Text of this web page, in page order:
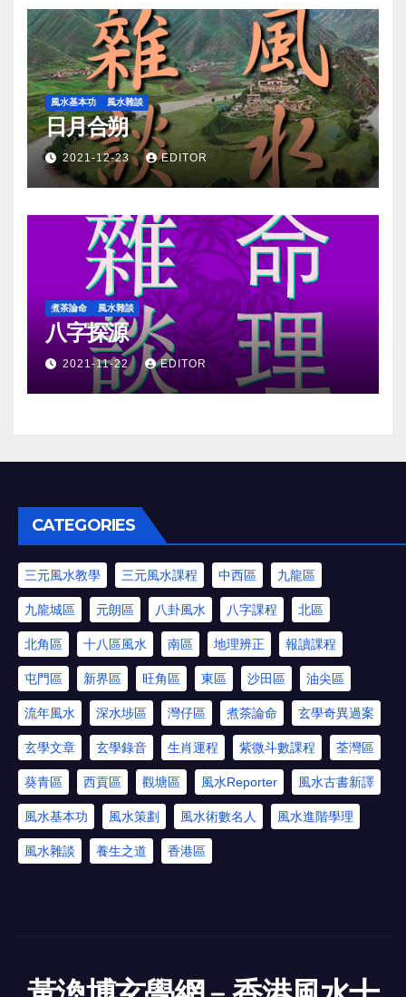
風水基本功 風水雜談
日月合朔
2021-12-23 EDITOR
煮茶論命 風水雜談
八字探源
2021-11-22 EDITOR
CATEGORIES
三元風水教學 三元風水課程 中西區 九龍區
九龍城區 元朗區 八卦風水 八字課程 北區
北角區 十八區風水 南區 地理辨正 報讀課程
屯門區 新界區 旺角區 東區 沙田區 油尖區
流年風水 深水埗區 灣仔區 煮茶論命 玄學奇異過案
玄學文章 玄學錄音 生肖運程 紫微斗數課程 荃灣區
葵青區 西貢區 觀塘區 風水Reporter 風水古書新譯
風水基本功 風水策劃 風水術數名人 風水進階學理
風水雜談 養生之道 香港區